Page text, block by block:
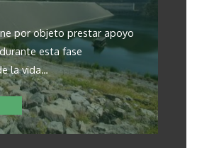
por objeto prestar apoyo
esta fase
la vida…